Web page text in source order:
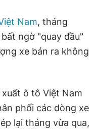
Nam, tháng
ngờ "quay đầu"
xe bán ra không
ô tô Việt Nam
phối các dòng xe
lại tháng vừa qua,